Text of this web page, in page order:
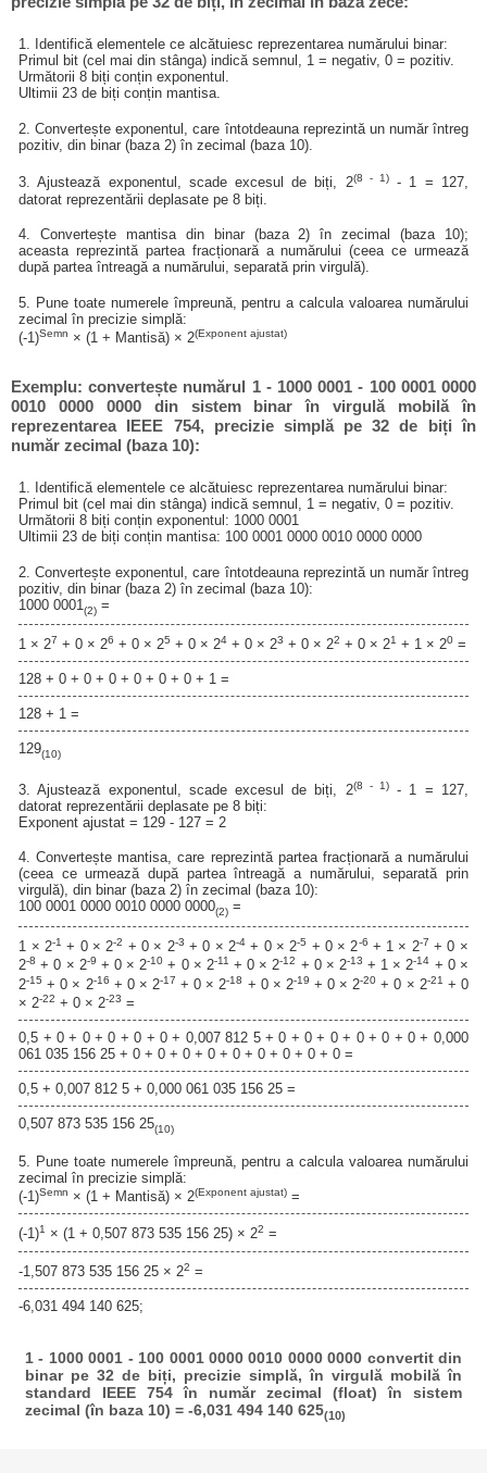
1. Identifică elementele ce alcătuiesc reprezentarea numărului binar:
Primul bit (cel mai din stânga) indică semnul, 1 = negativ, 0 = pozitiv.
Următorii 8 biți conțin exponentul.
Ultimii 23 de biți conțin mantisa.
2. Convertește exponentul, care întotdeauna reprezintă un număr întreg
pozitiv, din binar (baza 2) în zecimal (baza 10).
3. Ajustează exponentul, scade excesul de biți, 2(8 - 1)
- 1 = 127,
datorat reprezentării deplasate pe 8 biți.
4. Convertește mantisa din binar (baza 2) în zecimal (baza 10);
aceasta reprezintă partea fracționară a numărului (ceea ce urmează
după partea întreagă a numărului, separată prin virgulă).
5. Pune toate numerele împreună, pentru a calcula valoarea numărului
zecimal în precizie simplă:
(-1)Semn × (1 + Mantisă) × 2(Exponent ajustat)
Exemplu: convertește numărul 1 - 1000 0001 - 100 0001 0000
0010 0000 0000 din sistem binar în virgulă mobilă în
reprezentarea IEEE 754, precizie simplă pe 32 de biți în
număr zecimal (baza 10):
1. Identifică elementele ce alcătuiesc reprezentarea numărului binar:
Primul bit (cel mai din stânga) indică semnul, 1 = negativ, 0 = pozitiv.
Următorii 8 biți conțin exponentul: 1000 0001
Ultimii 23 de biți conțin mantisa: 100 0001 0000 0010 0000 0000
2. Convertește exponentul, care întotdeauna reprezintă un număr întreg
pozitiv, din binar (baza 2) în zecimal (baza 10):
1000 0001(2) =
1 × 27 + 0 × 26 + 0 × 25 + 0 × 24 + 0 × 23 + 0 × 22 + 0 × 21 + 1 × 20 =
128 + 0 + 0 + 0 + 0 + 0 + 0 + 1 =
128 + 1 =
129(10)
3. Ajustează exponentul, scade excesul de biți, 2(8 - 1)
- 1 = 127,
datorat reprezentării deplasate pe 8 biți:
Exponent ajustat = 129 - 127 = 2
4. Convertește mantisa, care reprezintă partea fracționară a numărului
(ceea ce urmează după partea întreagă a numărului, separată prin
virgulă), din binar (baza 2) în zecimal (baza 10):
100 0001 0000 0010 0000 0000(2) =
1 × 2-1 + 0 × 2-2 + 0 × 2-3 + 0 × 2-4+ 0 × 2-5 + 0 × 2-6 + 1 × 2-7 + 0 ×
2-8 + 0 × 2-9 + 0 × 2-10 + 0 × 2-11 + 0 × 2-12 + 0 × 2-13 + 1 × 2-14 + 0 ×
2-15 + 0 × 2-16 + 0 × 2-17 + 0 × 2-18 + 0 × 2-19 + 0 × 2-20 + 0 × 2-21 + 0
× 2-22 + 0 × 2-23 =
0,5 + 0 + 0 + 0 + 0 + 0 + 0,007 812 5 + 0 + 0 + 0 + 0 + 0 + 0 + 0,000
061 035 156 25 + 0 + 0 + 0 + 0 + 0 + 0 + 0 + 0 + 0 =
0,5 + 0,007 812 5 + 0,000 061 035 156 25 =
0,507 873 535 156 25(10)
5. Pune toate numerele împreună, pentru a calcula valoarea numărului
zecimal în precizie simplă:
(-1)Semn × (1 + Mantisă) × 2(Exponent ajustat) =
(-1)1 × (1 + 0,507 873 535 156 25) × 22 =
-1,507 873 535 156 25 × 22 =
-6,031 494 140 625;
1 - 1000 0001 - 100 0001 0000 0010 0000 0000 convertit din
binar pe 32 de biți, precizie simplă, în virgulă mobilă în
standard IEEE 754 în număr zecimal (float) în sistem
zecimal (în baza 10) = -6,031 494 140 625(10)